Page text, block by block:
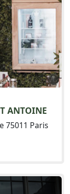
ANTOINE
75011 Paris